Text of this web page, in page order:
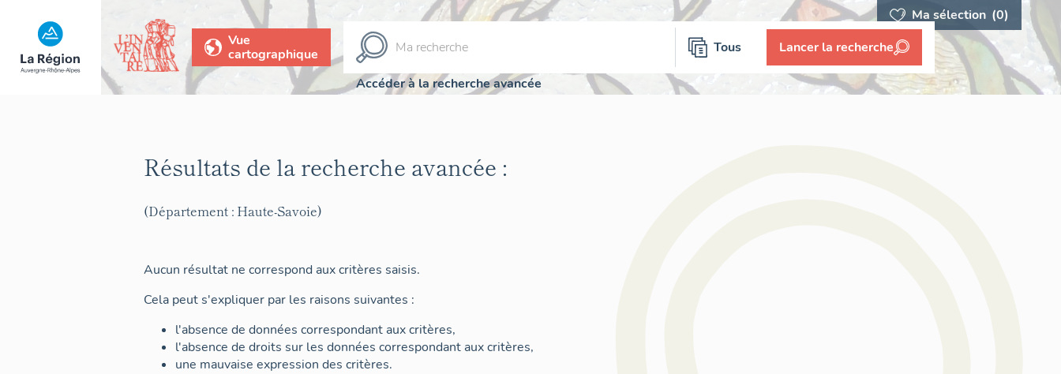
Ma sélection (0)
Vue
cartographique
Tous Lancer la recherche
Accéder à la recherche avancée
Résultats de la recherche avancée :
(Département : Haute-Savoie)
Aucun résultat ne correspond aux critères saisis.
Cela peut s'expliquer par les raisons suivantes :
l'absence de données correspondant aux critères,
l'absence de droits sur les données correspondant aux critères,
une mauvaise expression des critères.